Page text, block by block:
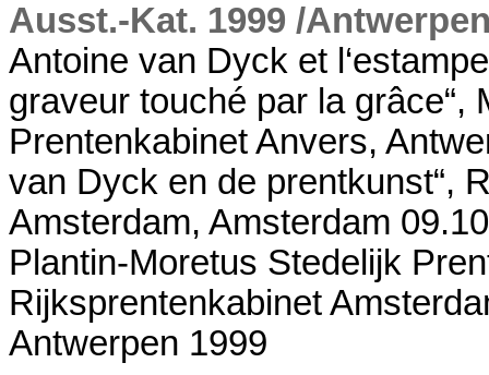
Ausst.-Kat. 1999 /
Antoine van Dyck et
graveur touché par la grâce“,
Prentenkabinet Anvers,
van Dyck en de prentkunst“,
Amsterdam, Amsterdam
Plantin-Moretus Stedelijk
Rijksprentenkabinet
Antwerpen 1999